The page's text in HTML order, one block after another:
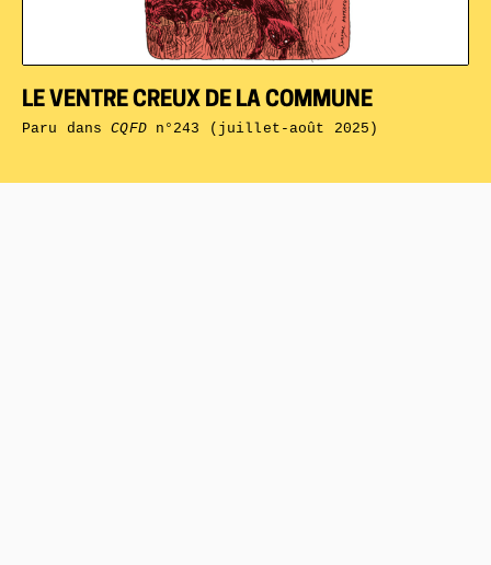
LE VENTRE CREUX DE LA COMMUNE
Paru dansCQFDn°243 (juillet-août 2025)